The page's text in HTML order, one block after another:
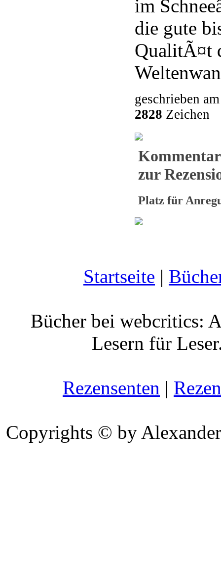
im
die gute
QualitÃ¤t
geschrieben
2828 Zeichen
zur
Platz für
Startseite |
Bücher bei webcritics:
Lesern für
Rezensenten |
Copyrights © by